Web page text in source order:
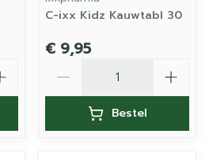
C-ixx Kidz Kauwtabl 30
€ 9,95
Bestel